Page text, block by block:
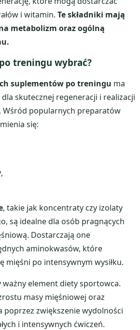
i witamin. Te składniki mają
metabolizm oraz ogólną
treningu wybrać?
suplementów po treningu ma
skutecznej regeneracji i realizacji
popularnych preparatów
się:
,
, takie jak koncentraty czy izolaty
są idealne dla osób pragnących
Dostarczają one
aminokwasów, które
mięśni po intensywnym wysiłku.
ważny element diety sportowca.
masy mięśniowej oraz
poprzez zwiększenie wydolności
i intensywnych ćwiczeń.